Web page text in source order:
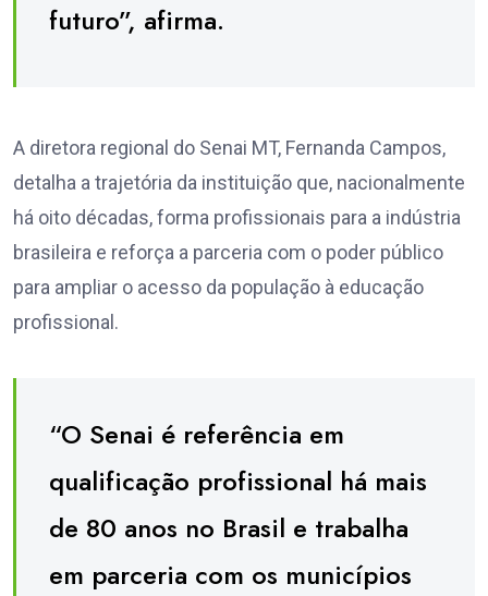
futuro”, afirma.
A diretora regional do Senai MT, Fernanda Campos,
detalha a trajetória da instituição que, nacionalmente
há oito décadas, forma profissionais para a indústria
brasileira e reforça a parceria com o poder público
para ampliar o acesso da população à educação
profissional.
“O Senai é referência em
qualificação profissional há mais
de 80 anos no Brasil e trabalha
em parceria com os municípios